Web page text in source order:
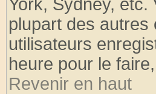
York, Sydney,
plupart des autres
utilisateurs
heure pour le
Revenir en haut